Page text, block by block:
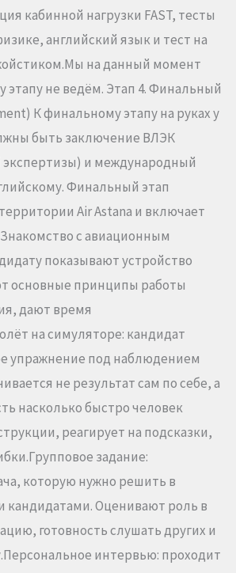
кабинной нагрузки FAST, тесты
английский язык и тест на
на данный момент
этапу не ведём. Этап 4. Финальный
К финальному этапу на руках у
быть заключение ВЛЭК
и международный
Финальный этап
Air Astana и включает
с авиационным
показывают устройство
основные принципы работы
дают время
на симуляторе: кандидат
упражнение под наблюдением
не результат сам по себе, а
насколько быстро человек
реагирует на подсказки,
задание:
которую нужно решить в
кандидатами. Оценивают роль в
готовность слушать других и
интервью: проходит